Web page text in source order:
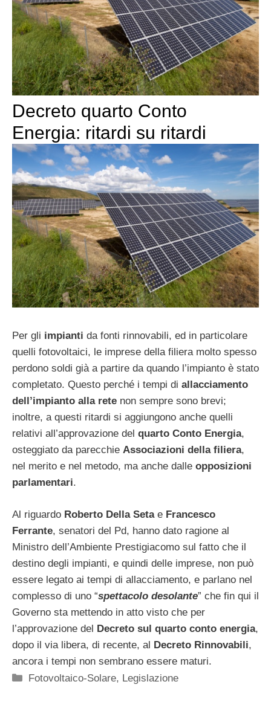
Decreto quarto Conto
Energia: ritardi su ritardi
Per gli impianti da fonti rinnovabili, ed in particolare
quelli fotovoltaici, le imprese della filiera molto spesso
perdono soldi già a partire da quando l’impianto è stato
completato. Questo perché i tempi di allacciamento
dell’impianto alla rete non sempre sono brevi;
inoltre, a questi ritardi si aggiungono anche quelli
relativi all’approvazione del quarto Conto Energia,
osteggiato da parecchie Associazioni della filiera,
nel merito e nel metodo, ma anche dalle opposizioni
parlamentari.
Al riguardo Roberto Della Seta e Francesco
Ferrante, senatori del Pd, hanno dato ragione al
Ministro dell’Ambiente Prestigiacomo sul fatto che il
destino degli impianti, e quindi delle imprese, non può
essere legato ai tempi di allacciamento, e parlano nel
complesso di uno “spettacolo desolante” che fin qui il
Governo sta mettendo in atto visto che per
l’approvazione del Decreto sul quarto conto energia,
dopo il via libera, di recente, al Decreto Rinnovabili,
ancora i tempi non sembrano essere maturi.
Categorie
Fotovoltaico-Solare, Legislazione